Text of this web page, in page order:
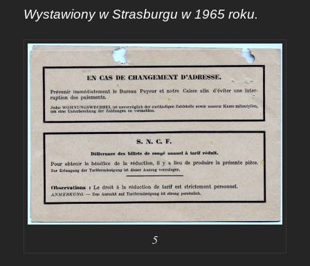
Wystawiony w Strasburgu w 1965 roku.
5